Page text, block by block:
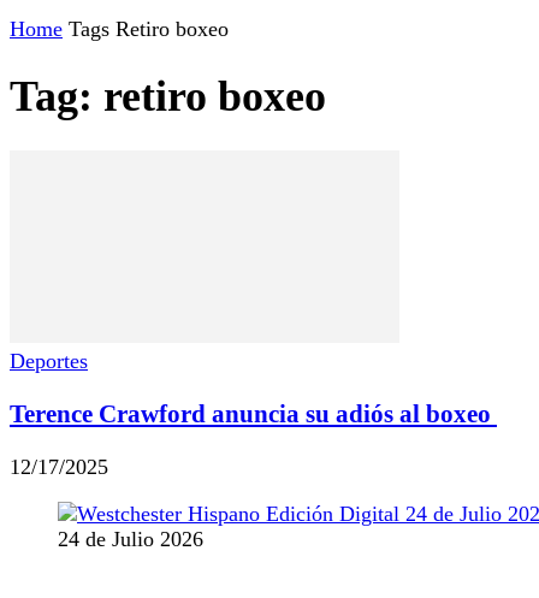
Home Tags Retiro boxeo
Tag: retiro boxeo
Deportes
Terence Crawford anuncia su adiós al boxeo
12/17/2025
24 de Julio 2026